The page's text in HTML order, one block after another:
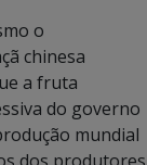
o
chinesa
a fruta
do governo
mundial